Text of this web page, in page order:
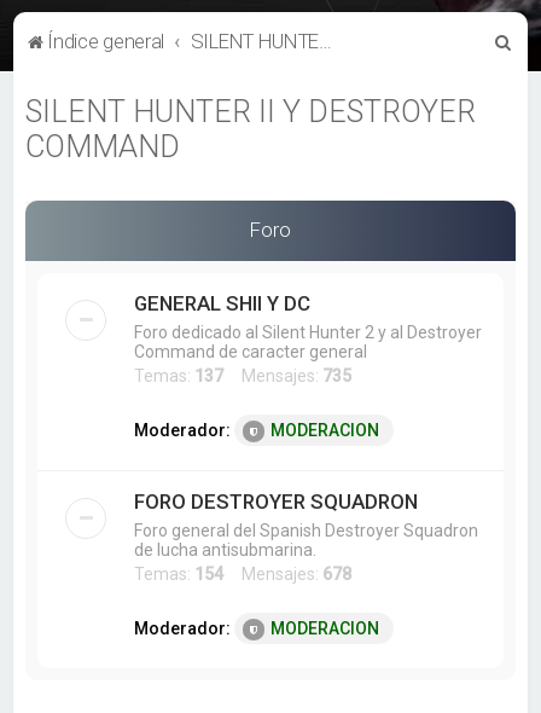
Índice general SILENT HUNTER II Y DESTROYER COMMAND
r
SILENT HUNTER II Y DESTROYER
COMMAND
Foro
GENERAL SHII Y DC
Foro dedicado al Silent Hunter 2 y al Destroyer
Command de caracter general
Temas: 137Mensajes: 735
Moderador: MODERACION
FORO DESTROYER SQUADRON
Foro general del Spanish Destroyer Squadron
de lucha antisubmarina.
Temas: 154 Mensajes: 678
Moderador: MODERACION